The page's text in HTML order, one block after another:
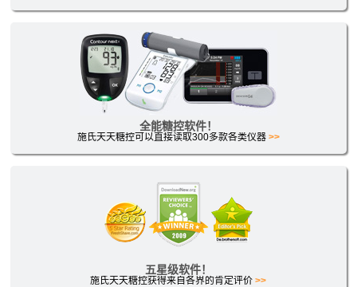
全能糖控软件！
施氏天天糖控可以直接读取300多款各类仪器>>
五星级软件！
施氏天天糖控获得来自各界的肯定评价 >>